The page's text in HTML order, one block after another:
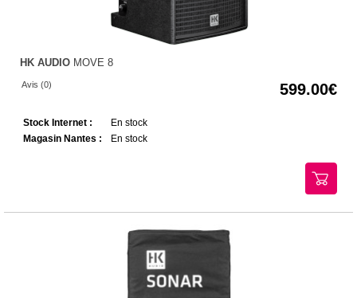
HK AUDIO MOVE 8
Avis (0) 599.00
Stock Internet :
En stock
Magasin Nantes :
En stock